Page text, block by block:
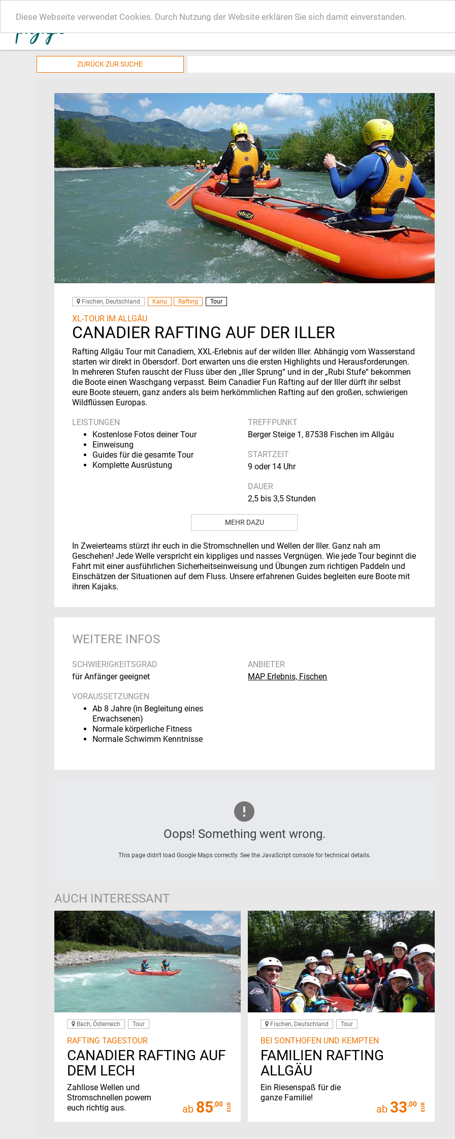
Diese Webseite verwendet Cookies. Durch Nutzung der Website erklären Sie sich damit einverstanden.
ZURÜCK ZUR SUCHE
Fischen, Deutschland Kanu Rafting Tour
XL-TOUR IM ALLGÄU
CANADIER RAFTING AUF DER ILLER
Rafting Allgäu Tour mit Canadiern, XXL-Erlebnis auf der wilden Iller. Abhängig vom Wasserstand
starten wir direkt in Obersdorf. Dort erwarten uns die ersten Highlights und Herausforderungen.
In mehreren Stufen rauscht der Fluss über den „Iller Sprung“ und in der „Rubi Stufe“ bekommen
die Boote einen Waschgang verpasst. Beim Canadier Fun Rafting auf der Iller dürft ihr selbst
eure Boote steuern, ganz anders als beim herkömmlichen Rafting auf den großen, schwierigen
Wildflüssen Europas.
LEISTUNGEN
Kostenlose Fotos deiner Tour
Einweisung
Guides für die gesamte Tour
Komplette Ausrüstung
TREFFPUNKT
Berger Steige 1, 87538 Fischen im Allgäu
STARTZEIT
9 oder 14 Uhr
DAUER
2,5 bis 3,5 Stunden
MEHR DAZU
In Zweierteams stürzt ihr euch in die Stromschnellen und Wellen der Iller. Ganz nah am
Geschehen! Jede Welle verspricht ein kippliges und nasses Vergnügen. Wie jede Tour beginnt die
Fahrt mit einer ausführlichen Sicherheitseinweisung und Übungen zum richtigen Paddeln und
Einschätzen der Situationen auf dem Fluss. Unsere erfahrenen Guides begleiten eure Boote mit
ihren Kajaks.
WEITERE INFOS
SCHWIERIGKEITSGRAD
für Anfänger geeignet
VORAUSSETZUNGEN
Ab 8 Jahre (in Begleitung eines
Erwachsenen)
Normale körperliche Fitness
Normale Schwimm Kenntnisse
ANBIETER
MAP Erlebnis, Fischen
Oops! Something went wrong.
This page didn't load Google Maps correctly. See the JavaScript console for technical details.
AUCH INTERESSANT
Bach, Österreich Tour
RAFTING TAGESTOUR
CANADIER RAFTING AUF
DEM LECH
Zahllose Wellen und
Stromschnellen powern
euch richtig aus.
ab 85,00 EUR
Fischen, Deutschland Tour
BEI SONTHOFEN UND KEMPTEN
FAMILIEN RAFTING
ALLGÄU
Ein Riesenspaß für die
ganze Familie!
ab 33,00 EUR